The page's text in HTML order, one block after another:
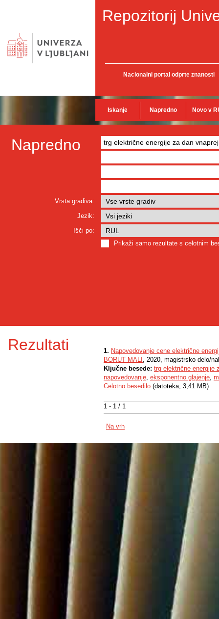
Repozitorij
Nacionalni portal odprte znanosti
Iskanje Napredno Novo v
Napredno
Vrsta gradiva:
Jezik:
Išči po:
Prikaži samo rezultate s celotnim
Rezultati
1 - 1 / 1
1. Napovedovanje cene električne
BORUT MALI , 2020, magistrsko delo/
Ključne besede: trg električne energije
napovedovanje, eksponentno glajenje,
Celotno besedilo (datoteka, 3,41 MB)
Na vrh